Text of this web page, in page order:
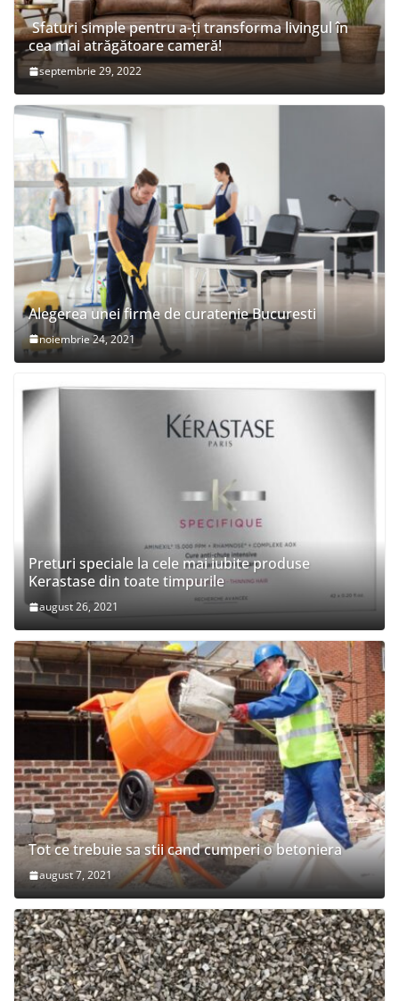
Sfaturi simple pentru a-ți transforma livingul în
cea mai atrăgătoare cameră!
septembrie 29, 2022
Alegerea unei firme de curatenie Bucuresti
noiembrie 24, 2021
Preturi speciale la cele mai iubite produse
Kerastase din toate timpurile
august 26, 2021
Tot ce trebuie sa stii cand cumperi o betoniera
august 7, 2021